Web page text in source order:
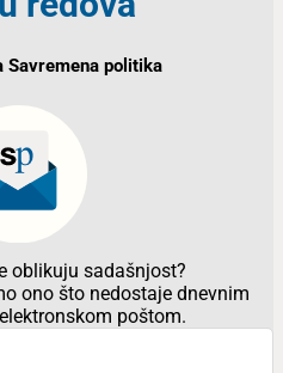
Savremena politika
oblikuju sadašnjost?
ono što nedostaje dnevnim
poštom.